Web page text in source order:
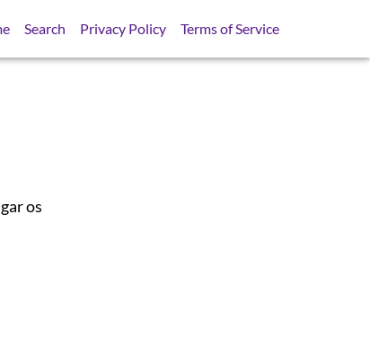
Search Privacy Policy Terms of Service
os